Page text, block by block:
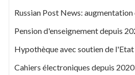
Russian Post News:
Pension d'enseignement depuis
Hypothèque avec soutien de
Cahiers électroniques depuis 2020